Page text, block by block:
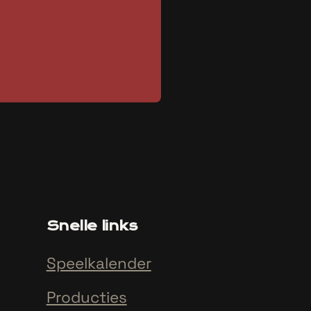
Snelle links
Speelkalender
Producties